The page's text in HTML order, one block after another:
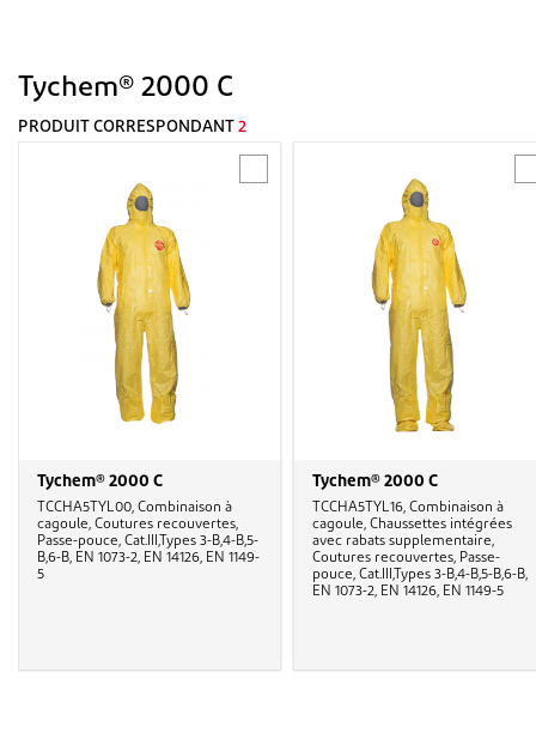
Tychem® 2000 C
PRODUIT CORRESPONDANT 2
Tychem® 2000 C
TCCHA5TYL00, Combinaison à
cagoule, Coutures recouvertes,
Passe-pouce, Cat.III,Types 3-B,4-B,5-
B,6-B, EN 1073-2, EN 14126, EN 1149-
5
Tychem® 2000 C
TCCHA5TYL16, Combinaison à
cagoule, Chaussettes intégrées
avec rabats supplementaire,
Coutures recouvertes, Passe-
pouce, Cat.III,Types 3-B,4-B,5-B,6-B,
EN 1073-2, EN 14126, EN 1149-5